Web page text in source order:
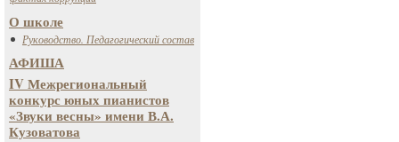
О школе
Руководство. Педагогический состав
АФИША
IV Межрегиональный
конкурс юных пианистов
«Звуки весны» имени В.А.
Кузоватова